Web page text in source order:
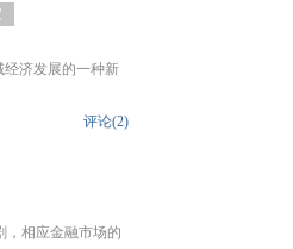
经济发展的一种新
评论(2)
，相应金融市场的